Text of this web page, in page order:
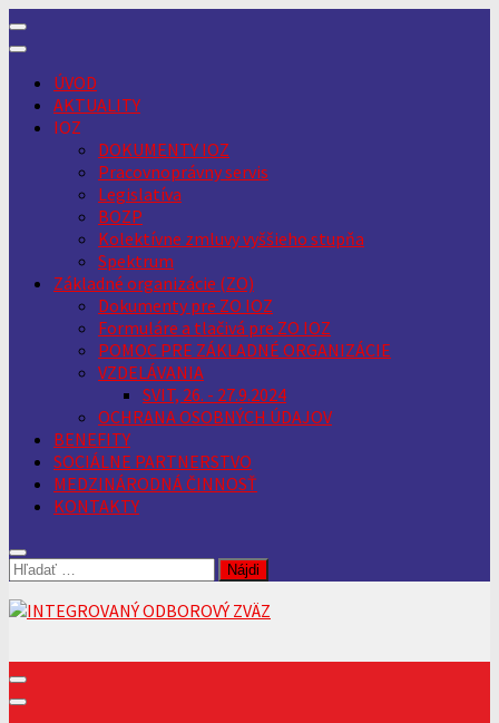
Skip
to
ÚVOD
AKTUALITY
IOZ
DOKUMENTY IOZ
Pracovnoprávny servis
Legislatíva
BOZP
Kolektívne zmluvy vyššieho stupňa
Spektrum
Základné organizácie (ZO)
Dokumenty pre ZO IOZ
Formuláre a tlačivá pre ZO IOZ
POMOC PRE ZÁKLADNÉ ORGANIZÁCIE
VZDELÁVANIA
SVIT, 26. - 27.9.2024
OCHRANA OSOBNÝCH ÚDAJOV
BENEFITY
SOCIÁLNE PARTNERSTVO
MEDZINÁRODNÁ ČINNOSŤ
KONTAKTY
Hľadať: